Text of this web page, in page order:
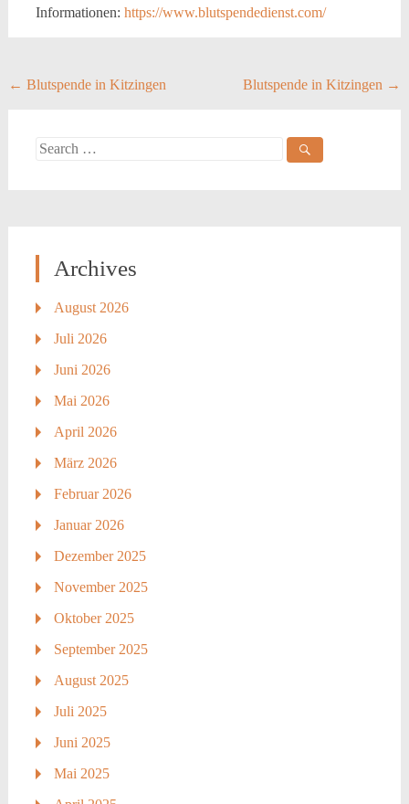
Informationen: https://www.blutspendedienst.com/
Post
← Blutspende in Kitzingen Blutspende in Kitzingen →
Search
Archives
August 2026
Juli 2026
Juni 2026
Mai 2026
April 2026
März 2026
Februar 2026
Januar 2026
Dezember 2025
November 2025
Oktober 2025
September 2025
August 2025
Juli 2025
Juni 2025
Mai 2025